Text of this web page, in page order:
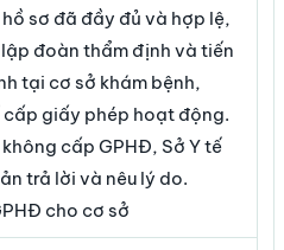
sơ đã đầy đủ và hợp lệ,
đoàn thẩm định và tiến
tại cơ sở khám bệnh,
cấp giấy phép hoạt động.
cấp GPHĐ, Sở Y tế
trả lời và nêu lý do.
cho cơ sở